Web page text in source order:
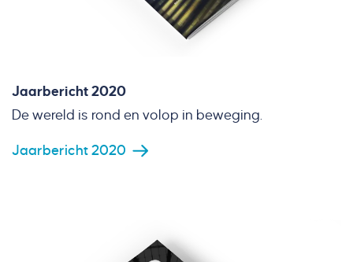
Jaarbericht 2020
De wereld is rond en volop in beweging.
Jaarbericht 2020